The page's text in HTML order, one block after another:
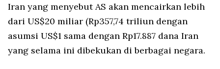
Iran yang menyebut AS akan mencairkan lebih
dari US$20 miliar (Rp357,74 triliun dengan
asumsi US$1 sama dengan Rp17.887 dana Iran
yang selama ini dibekukan di berbagai negara.